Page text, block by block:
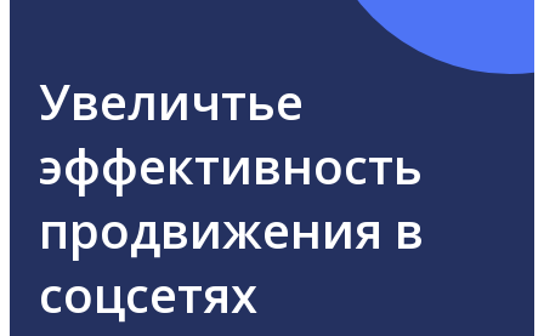
Увеличтье
эффективность
продвижения в
соцсетях